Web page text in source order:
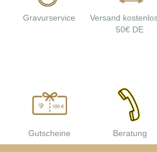
Gravurservice
Versand
50€ DE
Gutscheine Beratung